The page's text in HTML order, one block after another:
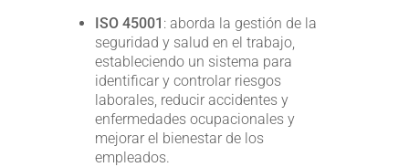
ISO 45001 : aborda la gestión de la
seguridad y salud en el trabajo,
estableciendo un sistema para
identificar y controlar riesgos
laborales, reducir accidentes y
enfermedades ocupacionales y
mejorar el bienestar de los
empleados.